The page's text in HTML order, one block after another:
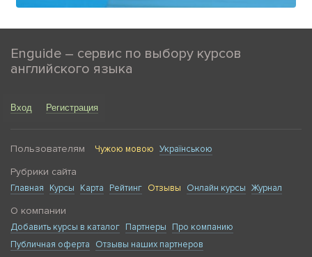
Enguide – сервис по выбору курсов
английского языка
Вход Регистрация
Пользователям Чужою мовою Українською
Рубрики сайта
Главная Курсы Карта Рейтинг Отзывы Онлайн курсы Журнал
О компании
Добавить курсы в каталог Партнеры
Про компанию
Публичная оферта
Отзывы наших партнеров